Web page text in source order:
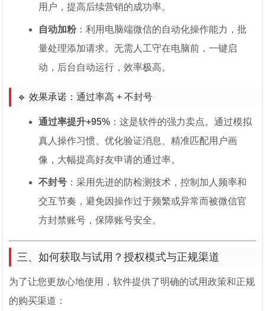
用户，提高后续营销的成功率。
自动加粉：利用电脑端微信的自动化操作能力，批
量处理添加请求。无需人工守在电脑前，一键启
动，后台自动运行，效率极高。
🔹 效果承诺：通过率高 + 不封号
通过率提升+95% ：这是软件的强力卖点。通过模拟
真人操作习惯、优化验证消息、精准匹配用户画
像，大幅提高好友申请的通过率。
不封号 ：采用先进的防检测技术，控制加人频率和
交互节奏，避免因操作过于频繁或异常而被微信官
方封禁账号，保障账号安全。
三、如何获取与试用？授权模式与正规渠道
为了让您更放心地使用，软件提供了明确的试用政策和正规
的购买渠道：